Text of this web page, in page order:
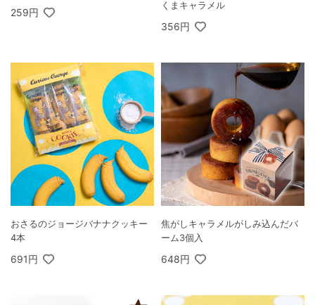
259円
くまキャラメル
356円
おさるのジョージバナナクッキー
4本
691円
焦がしキャラメルがしみ込んだバ
ーム3個入
648円